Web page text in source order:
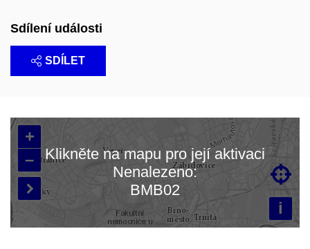
Sdílení události
SDÍLET
Načítám mapu…
+
–
i


Klikněte na mapu pro její aktivaci
Nenalezeno:
BMB02